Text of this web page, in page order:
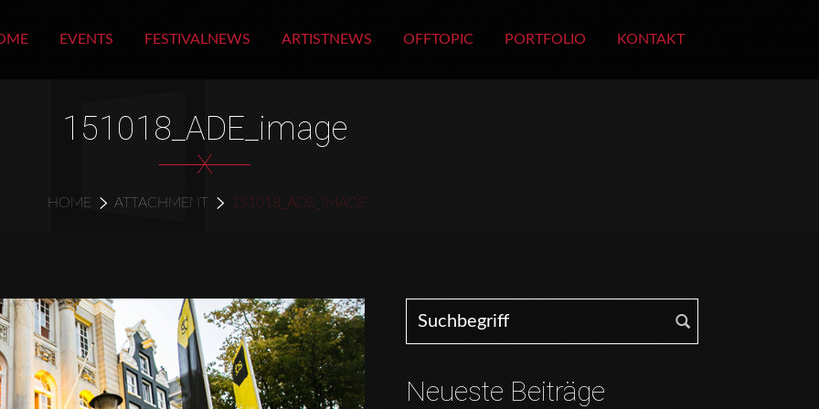
EVENTS FESTIVALNEWS ARTISTNEWS OFFTOPIC PORTFOLIO KONTAKT
151018_ADE_image
X
HOME ATTACHMENT 151018_ADE_IMAGE
Search for:
Neueste Beiträge